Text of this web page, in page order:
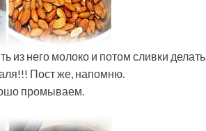
него молоко и потом сливки делать.
Пост же, напомню.
промываем.